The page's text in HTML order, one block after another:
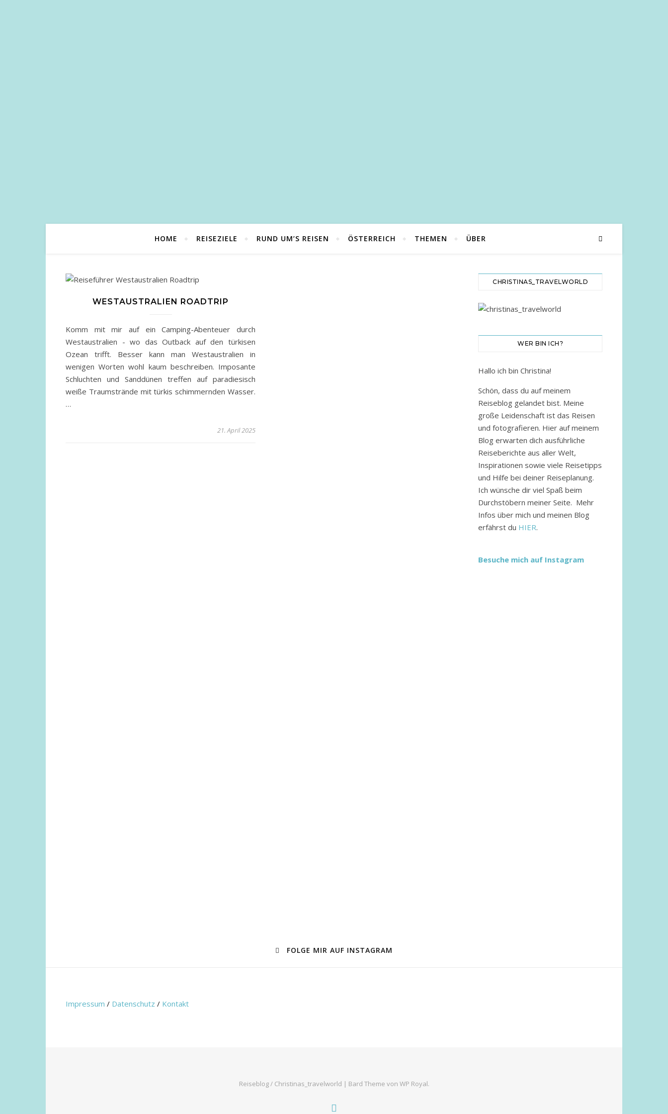
HOME REISEZIELE RUND UM’S REISEN ÖSTERREICH THEMEN ÜBER
WESTAUSTRALIEN ROADTRIP
Komm mit mir auf ein Camping-Abenteuer durch
Westaustralien - wo das Outback auf den türkisen
Ozean trifft. Besser kann man Westaustralien in
wenigen Worten wohl kaum beschreiben. Imposante
Schluchten und Sanddünen treffen auf paradiesisch
weiße Traumstrände mit türkis schimmernden Wasser.
…
21. April 2025
CHRISTINAS_TRAVELWORLD
WER BIN ICH?
Hallo ich bin Christina!
Schön, dass du auf meinem
Reiseblog gelandet bist. Meine
große Leidenschaft ist das Reisen
und fotografieren. Hier auf meinem
Blog erwarten dich ausführliche
Reiseberichte aus aller Welt,
Inspirationen sowie viele Reisetipps
und Hilfe bei deiner Reiseplanung.
Ich wünsche dir viel Spaß beim
Durchstöbern meiner Seite. Mehr
Infos über mich und meinen Blog
erfährst du HIER.
Besuche mich auf Instagram
FOLGE MIR AUF INSTAGRAM
Impressum / Datenschutz / Kontakt
Reiseblog / Christinas_travelworld | Bard Theme von WP Royal.